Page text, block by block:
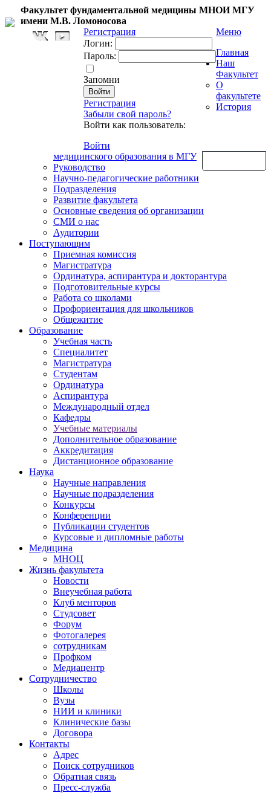
Факультет фундаментальной медицины МНОИ МГУ
имени М.В. Ломоносова
Регистрация
Логин:
Пароль:
Запомни
Регистрация
Забыли свой пароль?
Войти как пользователь:
Войти
Меню
Главная
Наш
Факультет
О
факультете
История
медицинского образования в МГУ
Руководство
Научно-педагогические работники
Подразделения
Развитие факультета
Основные сведения об организации
СМИ о нас
Аудитории
Поступающим
Приемная комиссия
Магистратура
Ординатура, аспирантура и докторантура
Подготовительные курсы
Работа со школами
Профориентация для школьников
Общежитие
Образование
Учебная часть
Специалитет
Магистратура
Студентам
Ординатура
Аспирантура
Международный отдел
Кафедры
Учебные материалы
Дополнительное образование
Аккредитация
Дистанционное образование
Наука
Научные направления
Научные подразделения
Конкурсы
Конференции
Публикации студентов
Курсовые и дипломные работы
Медицина
МНОЦ
Жизнь факультета
Новости
Внеучебная работа
Клуб менторов
Студсовет
Форум
Фотогалерея
сотрудникам
Профком
Медиацентр
Сотрудничество
Школы
Вузы
НИИ и клиники
Клинические базы
Договора
Контакты
Адрес
Поиск сотрудников
Обратная связь
Пресс-служба